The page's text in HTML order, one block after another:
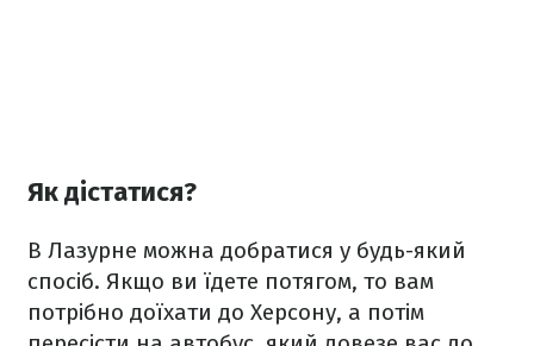
Як дістатися?
В Лазурне можна добратися у будь-який
спосіб. Якщо ви їдете потягом, то вам
потрібно доїхати до Херсону, а потім